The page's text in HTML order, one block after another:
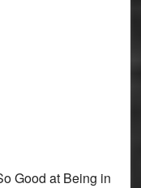
Good at Being in